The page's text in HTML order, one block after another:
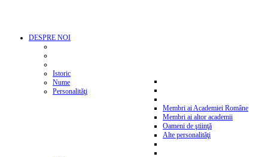
DESPRE NOI
Istoric
Nume
Personalităţi
Membri ai Academiei Române
Membri ai altor academii
Oameni de ştiinţă
Alte personalităţi